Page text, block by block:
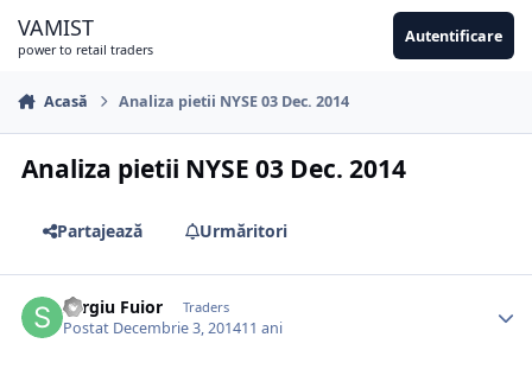
VAMIST
power to retail traders
Autentificare
Acasă Analiza pietii NYSE 03 Dec. 2014
Analiza pietii NYSE 03 Dec. 2014
Partajează Urmăritori
Sergiu Fuior Traders
Postat Decembrie 3, 201411 ani